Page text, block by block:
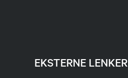
EKSTERNE LENKER